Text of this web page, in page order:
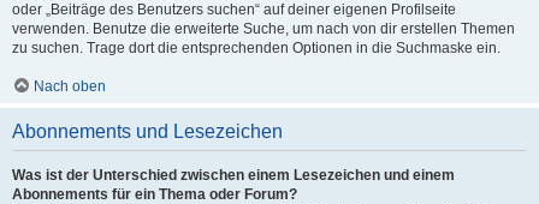
oder „Beiträge des Benutzers suchen“ auf deiner eigenen Profilseite
verwenden. Benutze die erweiterte Suche, um nach von dir erstellen Themen
zu suchen. Trage dort die entsprechenden Optionen in die Suchmaske ein.
Nach oben
Abonnements und Lesezeichen
Was ist der Unterschied zwischen einem Lesezeichen und einem
Abonnements für ein Thema oder Forum?